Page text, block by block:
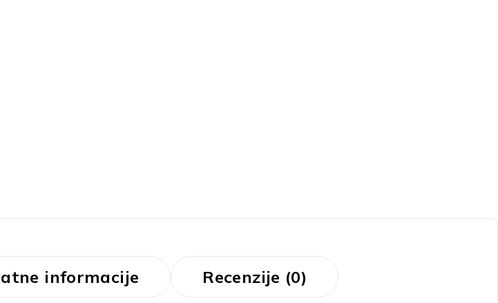
informacije Recenzije (0)